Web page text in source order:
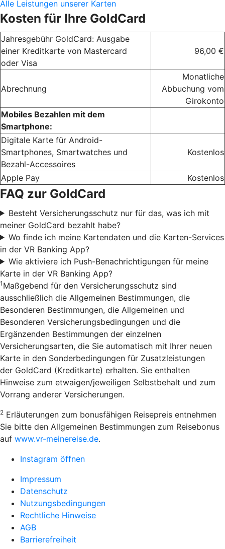
Alle Leistungen unserer Karten
Kosten für Ihre GoldCard
Jahresgebühr GoldCard: Ausgabe
einer Kreditkarte von Mastercard
oder Visa
96,00 €
Abrechnung
Monatliche
Abbuchung vom
Girokonto
Mobiles Bezahlen mit dem
Smartphone:
Digitale Karte für Android-
Smartphones, Smartwatches und
Bezahl-Accessoires
Kostenlos
Apple Pay Kostenlos
FAQ zur GoldCard
Besteht Versicherungsschutz nur für das, was ich mit
meiner GoldCard bezahlt habe?
Wo finde ich meine Kartendaten und die Karten-Services
in der VR Banking App?
Wie aktiviere ich Push-Benachrichtigungen für meine
Karte in der VR Banking App?
1 Maßgebend für den Versicherungsschutz sind
ausschließlich die Allgemeinen Bestimmungen, die
Besonderen Bestimmungen, die Allgemeinen und
Besonderen Versicherungsbedingungen und die
Ergänzenden Bestimmungen der einzelnen
Versicherungsarten, die Sie automatisch mit Ihrer neuen
Karte in den Sonderbedingungen für Zusatzleistungen
der GoldCard (Kreditkarte) erhalten. Sie enthalten
Hinweise zum etwaigen/jeweiligen Selbstbehalt und zum
Vorrang anderer Versicherungen.
2 Erläuterungen zum bonusfähigen Reisepreis entnehmen
Sie bitte den Allgemeinen Bestimmungen zum Reisebonus
auf www.vr-meinereise.de.
Instagram öffnen
Impressum
Datenschutz
Nutzungsbedingungen
Rechtliche Hinweise
AGB
Barrierefreiheit